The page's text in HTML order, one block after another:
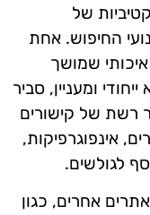
של
החיפוש. אחת
שמושך
ומעניין, סביר
רשת של קישורים
אינפוגרפיקות,
לגולשים.
אחרים, כגון